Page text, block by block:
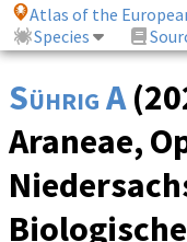
Atlas of the
Species
Sührig A
Araneae,